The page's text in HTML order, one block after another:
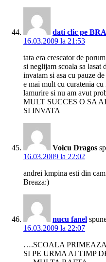
dati clic pe
16.03.2009 la 21:53
tata era crescator de
si neglijam scoala sa lasat
invatam si asa cu pauze
e mai mult cu curatenia cu
lamurire si nu am avut
MULT SUCCES O SA
SI INVATA
Voicu Dragos
16.03.2009 la 22:02
andrei kmpina esti din
Breaza:)
nucu fanel
16.03.2009 la 22:07
….SCOALA
SI PE URMA AI TIMP